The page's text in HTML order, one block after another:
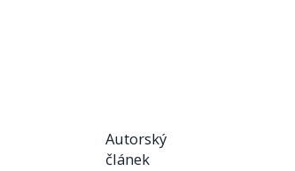
Autorský
článek